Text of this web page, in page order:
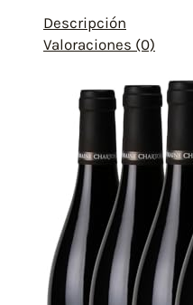
Descripción
Valoraciones (0)